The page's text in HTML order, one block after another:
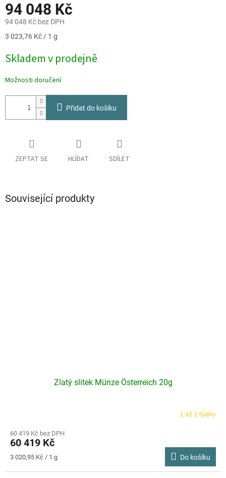
94 048 Kč
94 048 Kč bez DPH
Měrná
3 023,76 Kč / 1 g
Skladem v prodejně
Možnosti doručení
Přidat do košíku
ZEPTAT SE HLÍDAT SDÍLET
Související produkty
Zlatý slitek Münze Österreich 20g
1 až 2 týdny
60 419 Kč bez DPH
60 419 Kč
Měrná
3 020,95 Kč / 1 g Do košíku